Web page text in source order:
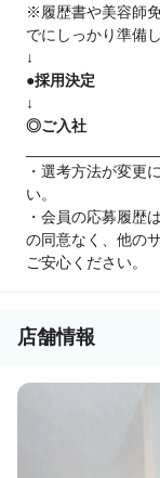
✅雇用形態
ライフスタイルに
正社員／パート／業
〇スタッフ定着率
「注目サロン」
〇関東 39店舗展開
〇半個室（全体の
〇体験入店あり（3
〇男性育休取得実績
入客数：120名／
売上：80万円 →
◆ 自分史上最高売
※履歴書や美容師
でにしっかり準備
↓
●採用決定
↓
◎ご入社
・選考方法が変更
い。
・会員の応募履歴は
の同意なく、他の
ご安心ください。
店舗情報